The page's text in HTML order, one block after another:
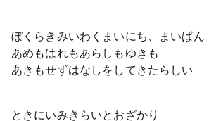
ぼくらきみいわくまいにち、まいばん
あめもはれもあらしもゆきも
あきもせずはなしをしてきたらしい
ときにいみきらいとおざかり